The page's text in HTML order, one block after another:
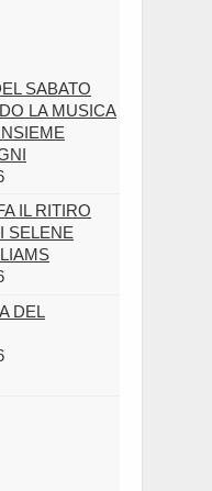
SABATO
LA MUSICA
IL RITIRO
SELENE
DEL